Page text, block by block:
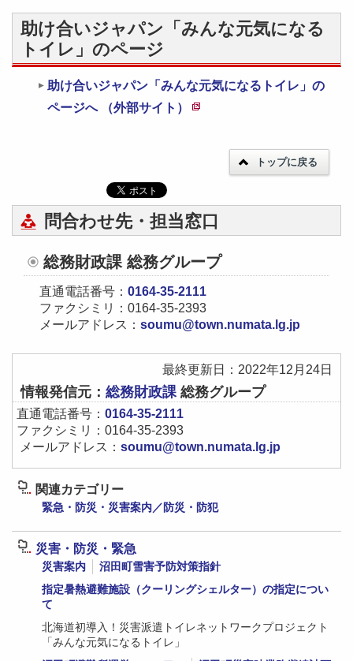
助け合いジャパン「みんな元気になる
トイレ」のページ
助け合いジャパン「みんな元気になるトイレ」の
ページへ （外部サイト）
ジ
で
き
ま
す
トップに戻る
問合わせ先・担当窓口
総務財政課 総務グループ
直通電話番号： 0164-35-2111
ファクシミリ：0164-35-2393
メールアドレス： soumu@town.numata.lg.jp
最終更新日：2022年12月24日
情報発信元： 総務財政課 総務グループ
直通電話番号： 0164-35-2111
ファクシミリ：0164-35-2393
メールアドレス： soumu@town.numata.lg.jp
関連カテゴリー
緊急・防災・災害案内／防災・防犯
災害・防災・緊急
災害案内
沼田町雪害予防対策指針
指定暑熱避難施設（クーリングシェルター）の指定につい
て
北海道初導入！災害派遣トイレネットワークプロジェクト
「みんな元気になるトイレ」